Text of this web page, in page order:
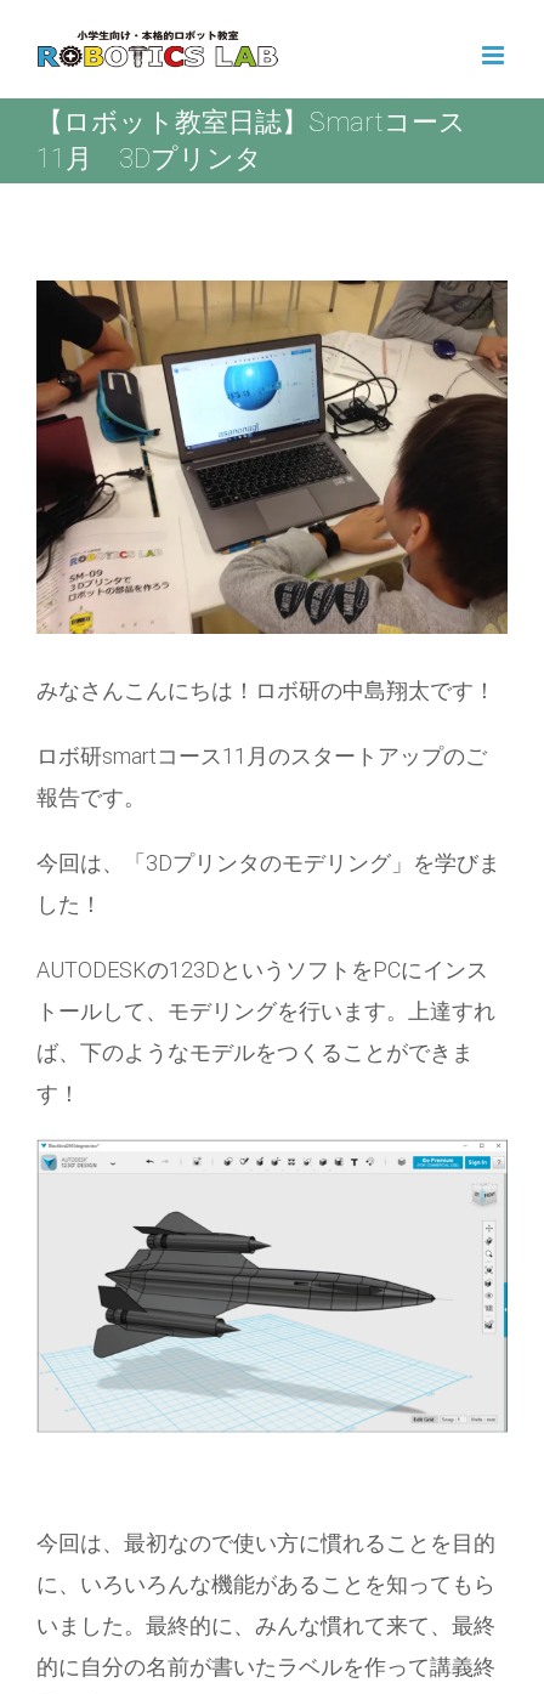
content
【ロボット教室日誌】Smartコース
11月 3Dプリンタ
View
Larger
Image
みなさんこんにちは！ロボ研の中島翔太です！
ロボ研smartコース11月のスタートアップのご
報告です。
今回は、「3Dプリンタのモデリング」を学びま
した！
AUTODESKの123DというソフトをPCにインス
トールして、モデリングを行います。上達すれ
ば、下のようなモデルをつくることができま
す！
今回は、最初なので使い方に慣れることを目的
に、いろいろんな機能があることを知ってもら
いました。最終的に、みんな慣れて来て、最終
的に自分の名前が書いたラベルを作って講義終